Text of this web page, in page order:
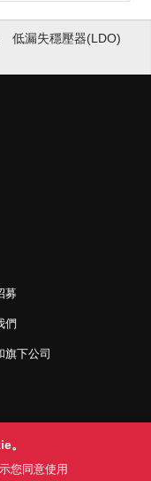
低漏失穩壓器(LDO)
募
們
旗下公司
。
您同意使用